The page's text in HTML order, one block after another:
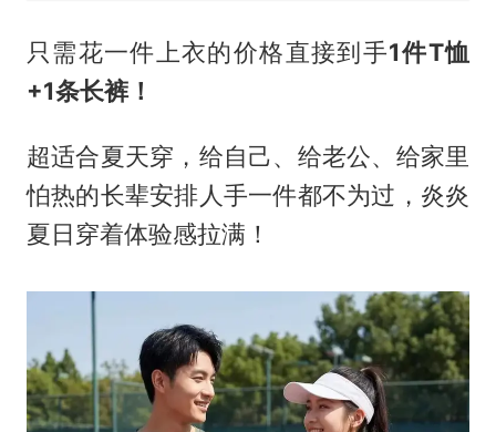
只需花一件上衣的价格直接到手1件T恤
+1条长裤！
超适合夏天穿，给自己、给老公、给家里
怕热的长辈安排人手一件都不为过，炎炎
夏日穿着体验感拉满！